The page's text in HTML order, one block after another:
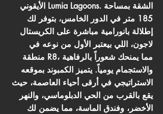
الأيقوني Lumia Lagoons. الشقة بمساحة
185 متر في الدور الخامس، بتوفر لك
إطلالة بانورامية مباشرة على الكريستال
لاجون، اللي بيعتبر الأول من نوعه في
منطقة R8، مما يمنحك شعوراً بالرفاهية
والاستجمام يومياً. يتميز الكمبوند بموقعه
الاستراتيجي في أرقى أحياء العاصمة، حيث
يقع بالقرب من الحي الدبلوماسي، والنهر
الأخضر، وفندق الماسة، مما يضمن لك